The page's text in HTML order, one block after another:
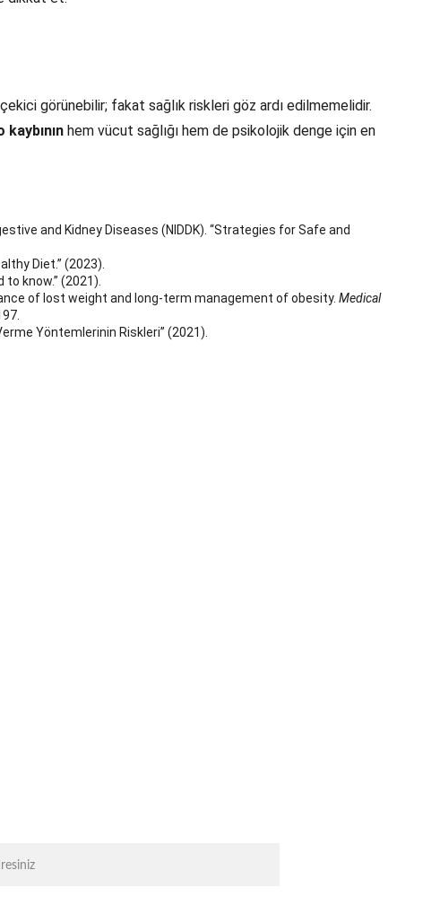
görünebilir; fakat sağlık riskleri göz ardı edilmemelidir.
hem vücut sağlığı hem de psikolojik denge için en
and Kidney Diseases (NIDDK). “Strategies for Safe and
Diet.” (2023).
to know.” (2021).
of lost weight and long-term management of obesity. Medical
Yöntemlerinin Riskleri” (2021).